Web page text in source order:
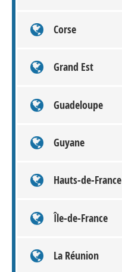
Corse
Grand Est
Guadeloupe
Guyane
Hauts-de-France
Île-de-France
La Réunion